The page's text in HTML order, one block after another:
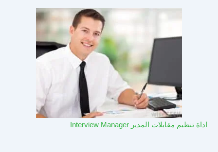
اداة تنظيم مقابلات المدير Interview Manager